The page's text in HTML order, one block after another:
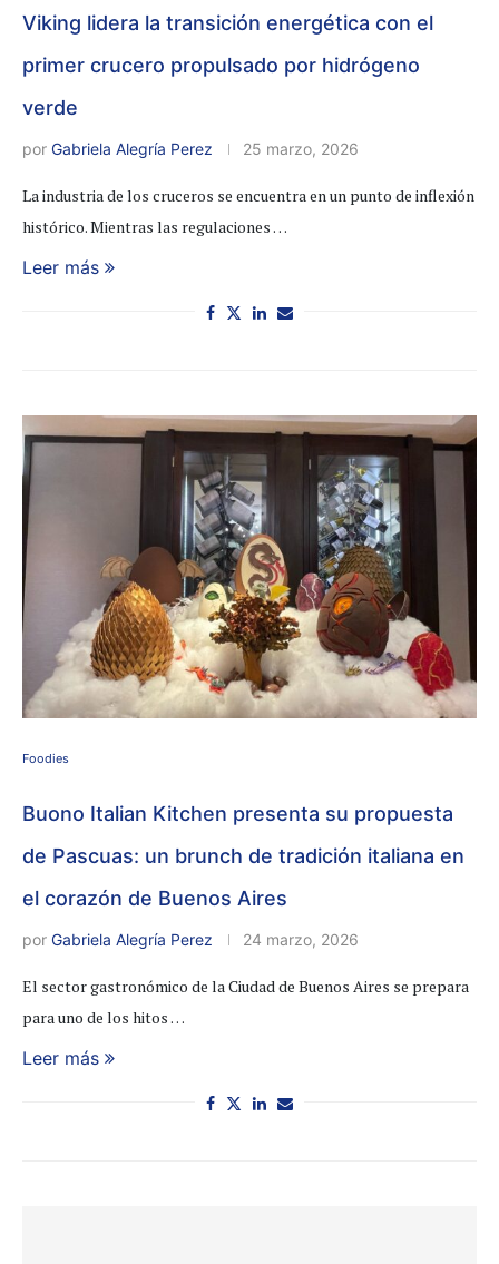
Viking lidera la transición energética con el
primer crucero propulsado por hidrógeno
verde
por Gabriela Alegría Perez 25 marzo, 2026
La industria de los cruceros se encuentra en un punto de inflexión
histórico. Mientras las regulaciones …
Leer más
Foodies
Buono Italian Kitchen presenta su propuesta
de Pascuas: un brunch de tradición italiana en
el corazón de Buenos Aires
por Gabriela Alegría Perez 24 marzo, 2026
El sector gastronómico de la Ciudad de Buenos Aires se prepara
para uno de los hitos …
Leer más